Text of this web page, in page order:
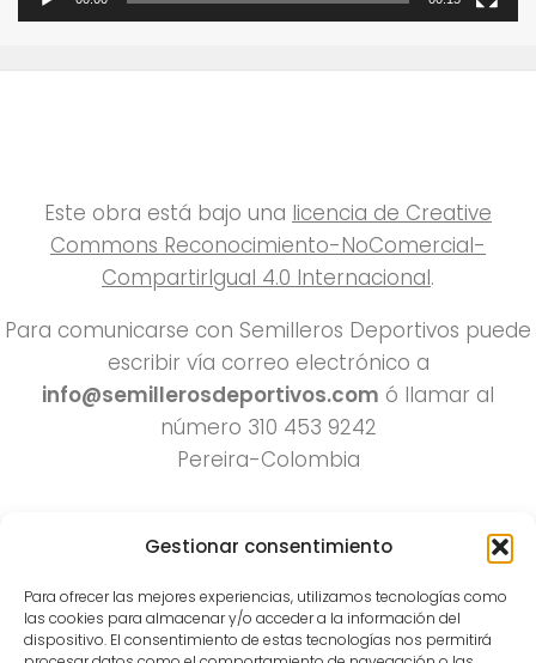
Gestionar consentimiento
Para ofrecer las mejores experiencias, utilizamos tecnologías como
las cookies para almacenar y/o acceder a la información del
dispositivo. El consentimiento de estas tecnologías nos permitirá
Este obra está bajo una licencia de Creative
Commons Reconocimiento-NoComercial-
CompartirIgual 4.0 Internacional.
Para comunicarse con Semilleros Deportivos puede
escribir vía correo electrónico a
info@semillerosdeportivos.com ó llamar al
número 310 453 9242
Pereira-Colombia